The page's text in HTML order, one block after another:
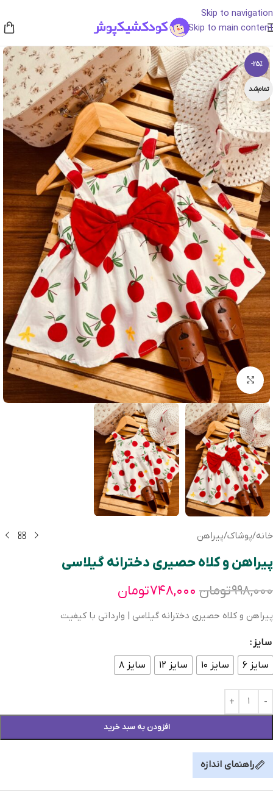
Skip to navigation
Skip to main content
-25%
تمام‌شد
بزرگنمایی تصویر
خانه/پوشاک/پیراهن
پیراهن و کلاه حصیری دخترانه گیلاسی
۹۹۸,۰۰۰تومان ۷۴۸,۰۰۰تومان
پیراهن و کلاه حصیری دخترانه گیلاسی | وارداتی با کیفیت
سایز
سایز ۶
سایز ۱۰ سایز ۱۲ سایز ۸
افزودن به سبد خرید
راهنمای اندازه